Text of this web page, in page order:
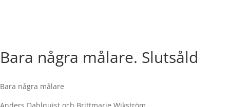
Bara några målare. Slutsåld
Bara några målare
Anders Dahlquist och Brittmarie Wikström